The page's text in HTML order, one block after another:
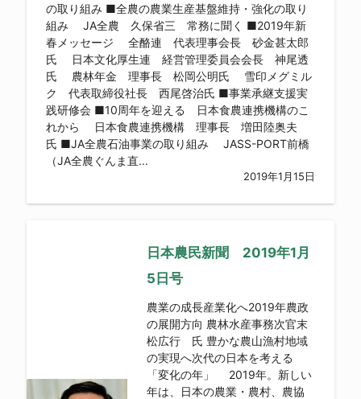
の取り組み ■全農の農業生産基盤維持・強化の取り
組み JA全農 久保省三 常務に聞く ■2019年新
春メッセージ 全酪連 代表理事会長 砂金甚太郎
氏 日本文化厚生連 経営管理委員会会長 神尾透
氏 農林年金 理事長 松岡公明氏 雪印メグミル
ク 代表取締役社長 西尾啓治氏 ■事業承継支援実
践研修会 ■10周年を迎える 日本食農連携機構のこ
れから 日本食農連携機構 理事長 増田陸奥夫
氏 ■JA全農石油事業の取り組み JASS-PORT前橋
（JA全農ぐんま直...
2019年1月15日
日本農民新聞 2019年1月
5日号
農業の成長産業化へ2019年農政
の展開方向 農林水産事務次官末
松広行 氏 豊かな農山漁村地域
の実現へ次代の日本を考える
「変化の年」 2019年。新しい
年は、日本の農業・農村、農協